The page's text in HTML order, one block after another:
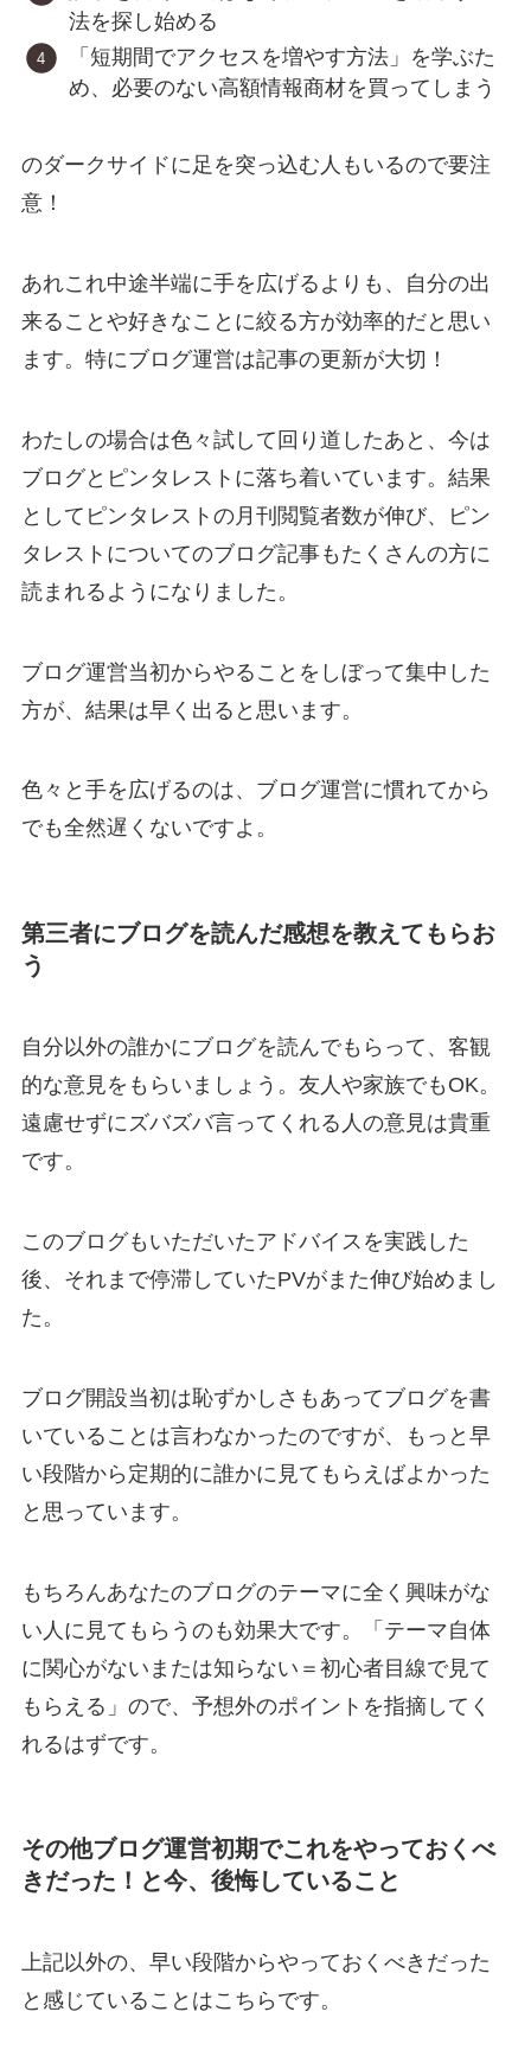
法を探し始める
「短期間でアクセスを増やす方法」を学ぶた
め、必要のない高額情報商材を買ってしまう
のダークサイドに足を突っ込む人もいるので要注
意！
あれこれ中途半端に手を広げるよりも、自分の出
来ることや好きなことに絞る方が効率的だと思い
ます。特にブログ運営は記事の更新が大切！
わたしの場合は色々試して回り道したあと、今は
ブログとピンタレストに落ち着いています。結果
としてピンタレストの月刊閲覧者数が伸び、ピン
タレストについてのブログ記事もたくさんの方に
読まれるようになりました。
ブログ運営当初からやることをしぼって集中した
方が、結果は早く出ると思います。
色々と手を広げるのは、ブログ運営に慣れてから
でも全然遅くないですよ。
第三者にブログを読んだ感想を教えてもらお
う
自分以外の誰かにブログを読んでもらって、客観
的な意見をもらいましょう。友人や家族でもOK。
遠慮せずにズバズバ言ってくれる人の意見は貴重
です。
このブログもいただいたアドバイスを実践した
後、それまで停滞していたPVがまた伸び始めまし
た。
ブログ開設当初は恥ずかしさもあってブログを書
いていることは言わなかったのですが、もっと早
い段階から定期的に誰かに見てもらえばよかった
と思っています。
もちろんあなたのブログのテーマに全く興味がな
い人に見てもらうのも効果大です。「テーマ自体
に関心がないまたは知らない＝初心者目線で見て
もらえる」ので、予想外のポイントを指摘してく
れるはずです。
その他ブログ運営初期でこれをやっておくべ
きだった！と今、後悔していること
上記以外の、早い段階からやっておくべきだった
と感じていることはこちらです。